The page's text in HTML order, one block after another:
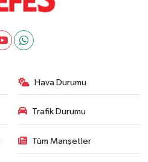
Hava Durumu
Trafik Durumu
Tüm Manşetler